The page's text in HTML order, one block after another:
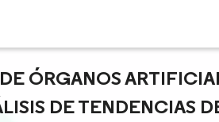
ÓRGANOS
DE TENDENCIAS